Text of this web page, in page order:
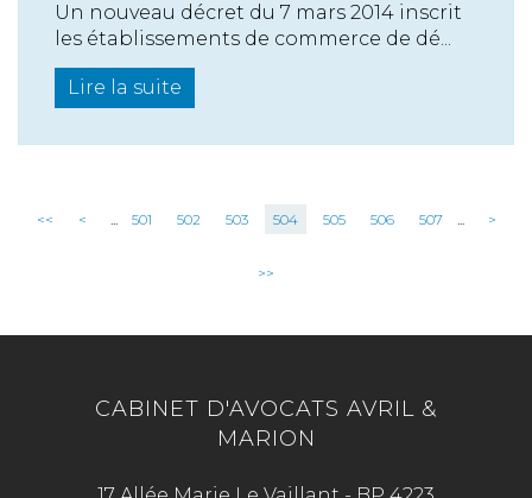
Un nouveau décret du 7 mars 2014 inscrit
les établissements de commerce de dé...
Lire la suite
<< < ... 501 502 503 504 505 506 507 ... >
>>
CABINET D'AVOCATS AVRIL &
MARION